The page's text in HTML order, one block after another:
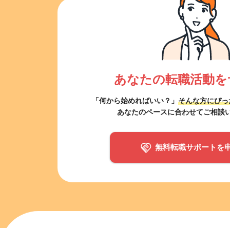
あなたの転職活動
「何から始めればいい？」 そんな方にぴ
あなたのペースに合わせてご相談
無料転職サポートを